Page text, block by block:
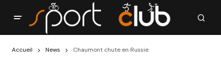
Accueil News Chaumont chute en Russie